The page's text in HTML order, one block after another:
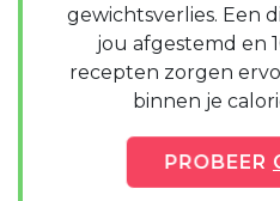
gewichtsverlies. Een
jou afgestemd en
recepten zorgen
binnen je
PROBEER